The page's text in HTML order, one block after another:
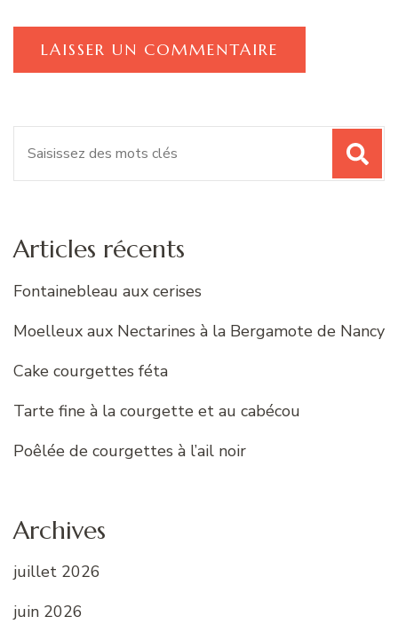
Articles récents
Fontainebleau aux cerises
Moelleux aux Nectarines à la Bergamote de Nancy
Cake courgettes féta
Tarte fine à la courgette et au cabécou
Poêlée de courgettes à l’ail noir
Archives
juillet 2026
juin 2026